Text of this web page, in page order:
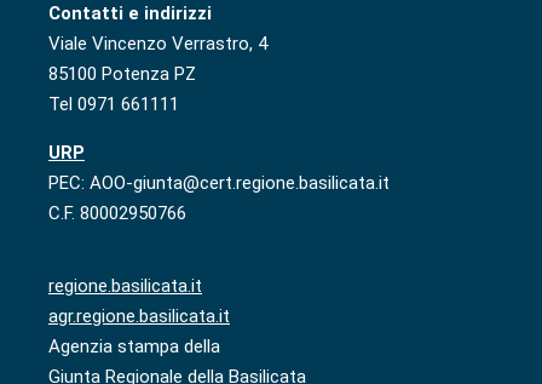
Contatti e indirizzi
Viale Vincenzo Verrastro, 4
85100 Potenza PZ
Tel 0971 661111
URP
PEC: AOO-giunta@cert.regione.basilicata.it
C.F. 80002950766
regione.basilicata.it
agr.regione.basilicata.it
Agenzia stampa della
Giunta Regionale della Basilicata